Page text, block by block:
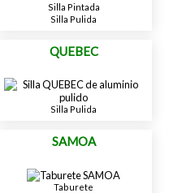
Silla Pintada
Silla Pulida
QUEBEC
Silla Pulida
SAMOA
Taburete